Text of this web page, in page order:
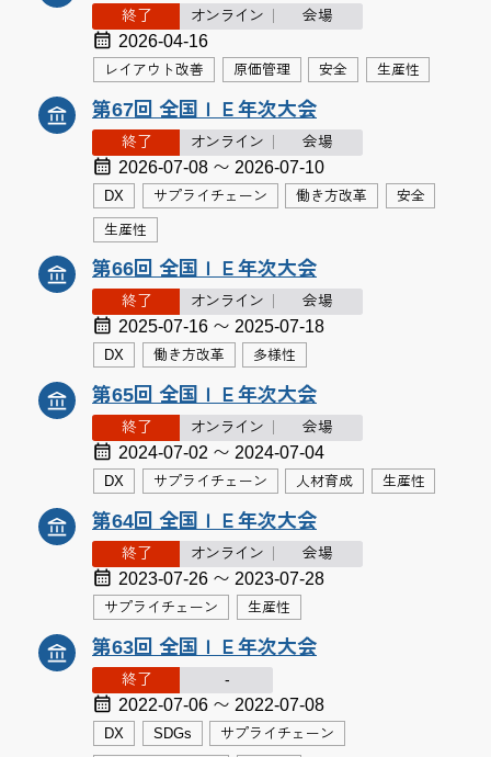
終了 オンライン 会場
2026-04-16
レイアウト改善 原価管理 安全 生産性
第67回 全国ＩＥ年次大会
終了 オンライン 会場
2026-07-08 〜 2026-07-10
DX サプライチェーン 働き方改革 安全
生産性
第66回 全国ＩＥ年次大会
終了 オンライン 会場
2025-07-16 〜 2025-07-18
DX 働き方改革 多様性
第65回 全国ＩＥ年次大会
終了 オンライン 会場
2024-07-02 〜 2024-07-04
DX サプライチェーン 人材育成 生産性
第64回 全国ＩＥ年次大会
終了 オンライン 会場
2023-07-26 〜 2023-07-28
サプライチェーン 生産性
第63回 全国ＩＥ年次大会
終了 -
2022-07-06 〜 2022-07-08
DX SDGs サプライチェーン